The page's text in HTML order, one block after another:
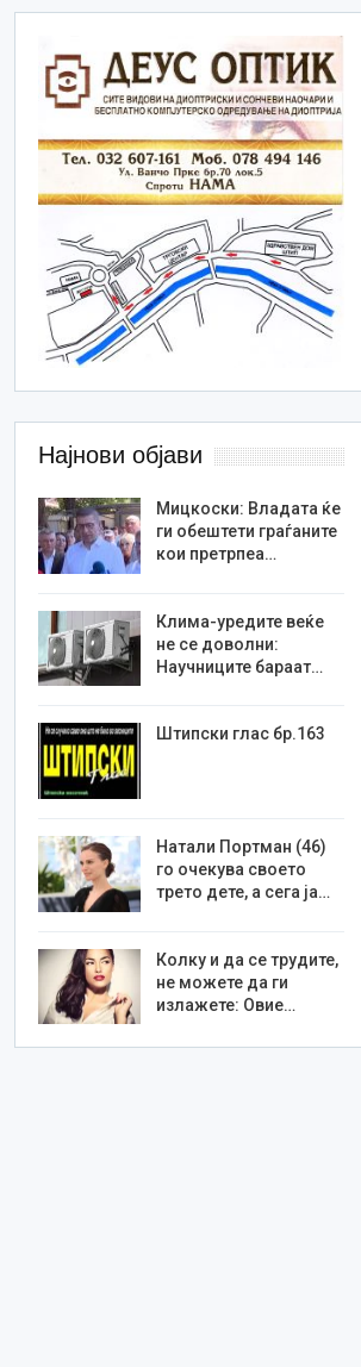
Најнови објави
Мицкоски: Владата ќе
ги обештети граѓаните
кои претрпеа…
Клима-уредите веќе
не се доволни:
Научниците бараат…
Штипски глас бр.163
Натали Портман (46)
го очекува своето
трето дете, а сега ја…
Колку и да се трудите,
не можете да ги
излажете: Овие…